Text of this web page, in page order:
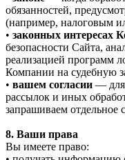
обязанностей,
(например, налоговым
• законных интересах
безопасности Сайта,
реализацией программ
Компании на судебную
• вашем согласии — для
рассылок и иных
запрашиваем отдельное
8. Ваши права
Вы имеете право: